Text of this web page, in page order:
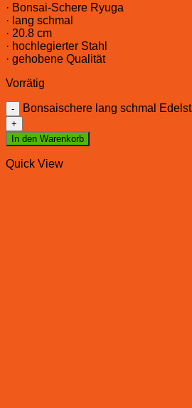
· Bonsai-Schere Ryuga
· lang schmal
· 20.8 cm
· hochlegierter Stahl
· gehobene Qualität
Vorrätig
Bonsaischere lang schmal
In den Warenkorb
Quick View